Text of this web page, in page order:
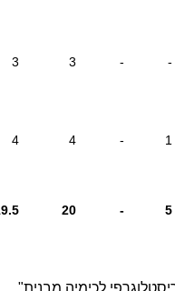
-
-
3
3
1
-
4
4
5
-
20
.5
לכימיה מבנית"